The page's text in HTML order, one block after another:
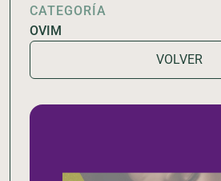
CATEGORÍA
OVIM
VOLVER